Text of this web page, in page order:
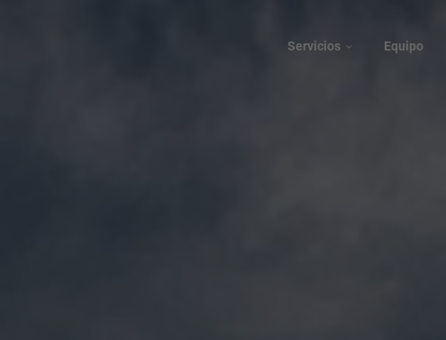
Servicios Equipo